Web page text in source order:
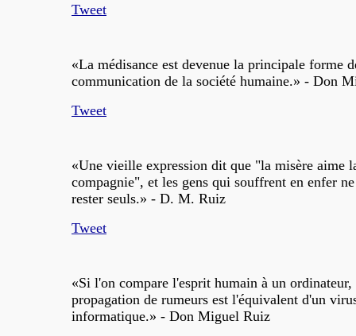
Tweet
«La médisance est devenue la principale forme
communication de la société humaine.» - Don
Tweet
«Une vieille expression dit que "la misère aime
compagnie", et les gens qui souffrent en enfer
rester seuls.» - D. M. Ruiz
Tweet
«Si l'on compare l'esprit humain à un ordinateur,
propagation de rumeurs est l'équivalent d'un
informatique.» - Don Miguel Ruiz